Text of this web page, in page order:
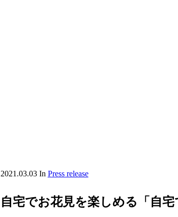
2021.03.03 In Press release
自宅でお花見を楽しめる「自